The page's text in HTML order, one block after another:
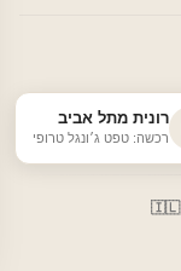
הרשמה
רונית מתל אביב
רכשה: טפט ג׳ונגל טרופי